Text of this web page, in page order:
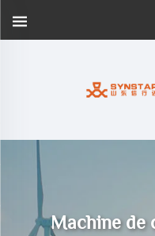
Machine de